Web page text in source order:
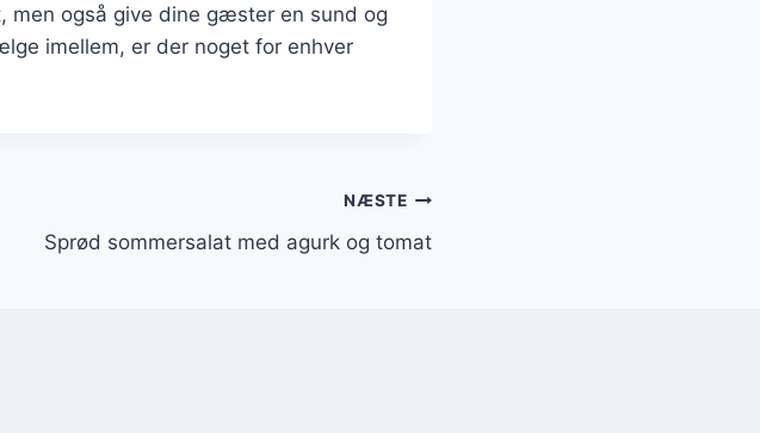
men også give dine gæster en sund og
imellem, er der noget for enhver
NÆSTE
Sprød sommersalat med agurk og tomat